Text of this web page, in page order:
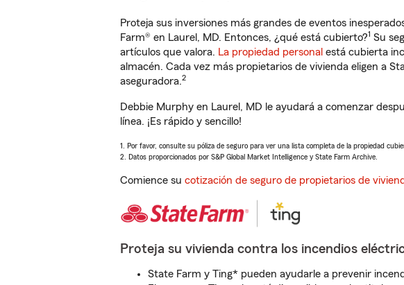
Proteja sus inversiones más grandes de eventos
Farm® en Laurel, MD. Entonces, ¿qué está cubierto?1 Su
artículos que valora. La propiedad personal está cubierta
almacén. Cada vez más propietarios de vivienda eligen a
aseguradora.2
Debbie Murphy en Laurel, MD le ayudará a comenzar
línea. ¡Es rápido y sencillo!
1. Por favor, consulte su póliza de seguro para ver una lista completa de la propiedad
2. Datos proporcionados por S&P Global Market Intelligence y State Farm Archive.
Comience su cotización de seguro de propietarios de
Proteja su vivienda contra los incendios
State Farm y Ting* pueden ayudarle a prevenir